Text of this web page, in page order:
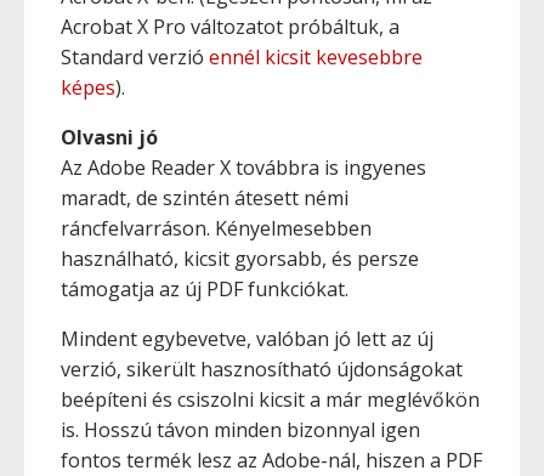
Acrobat X Pro változatot próbáltuk, a
Standard verzió ennél kicsit kevesebbre
képes).
Olvasni jó
Az Adobe Reader X továbbra is ingyenes
maradt, de szintén átesett némi
ráncfelvarráson. Kényelmesebben
használható, kicsit gyorsabb, és persze
támogatja az új PDF funkciókat.
Mindent egybevetve, valóban jó lett az új
verzió, sikerült hasznosítható újdonságokat
beépíteni és csiszolni kicsit a már meglévőkön
is. Hosszú távon minden bizonnyal igen
fontos termék lesz az Adobe-nál, hiszen a PDF